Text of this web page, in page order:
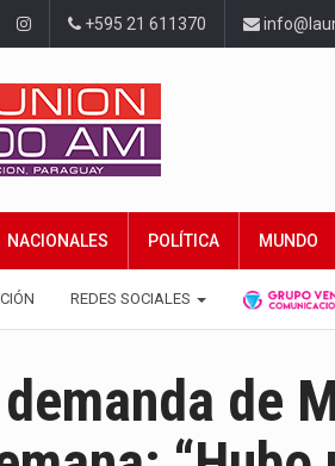
+595 21 611370
NACIONALES POLÍTICA MUNDO
REDES SOCIALES
de